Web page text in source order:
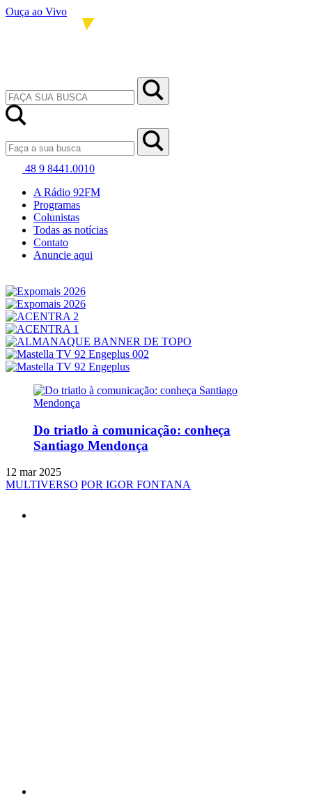
Ouça ao Vivo
48 9 8441.0010
A Rádio 92FM
Programas
Colunistas
Todas as notícias
Contato
Anuncie aqui
Do triatlo à comunicação: conheça
Santiago Mendonça
12 mar 2025
MULTIVERSO POR IGOR FONTANA